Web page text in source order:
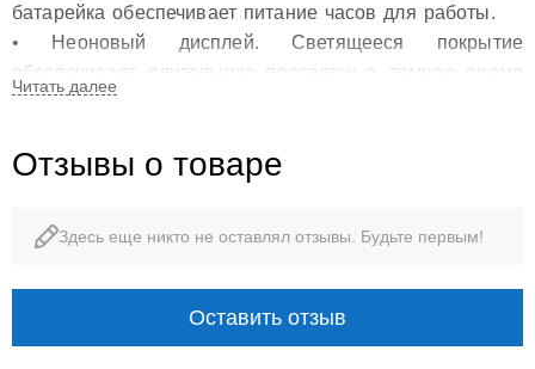
батарейка обеспечивает питание часов для работы.
• Неоновый дисплей. Светящееся покрытие
обеспечивает длительную подсветку в темное время
суток после короткого воздействия света.
времени в основных городах и конкретных областях
• Dual Time Display.
• Дисплей даты и дня недели. На дисплее
• Функция секундомера - 1/10 сек. - 24 часов.
Отзывы о товаре
Здесь еще никто не оставлял отзывы. Будьте первым!
Оставить отзыв